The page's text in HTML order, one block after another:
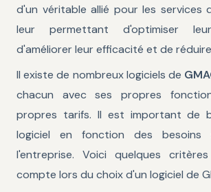
d'un véritable allié pour les services
leur permettant d'optimiser
d'améliorer leur efficacité et de
Il existe de nombreux logiciels de
chacun avec ses propres
propres tarifs. Il est important de
logiciel en fonction des besoins
l'entreprise. Voici quelques
compte lors du choix d'un logiciel de